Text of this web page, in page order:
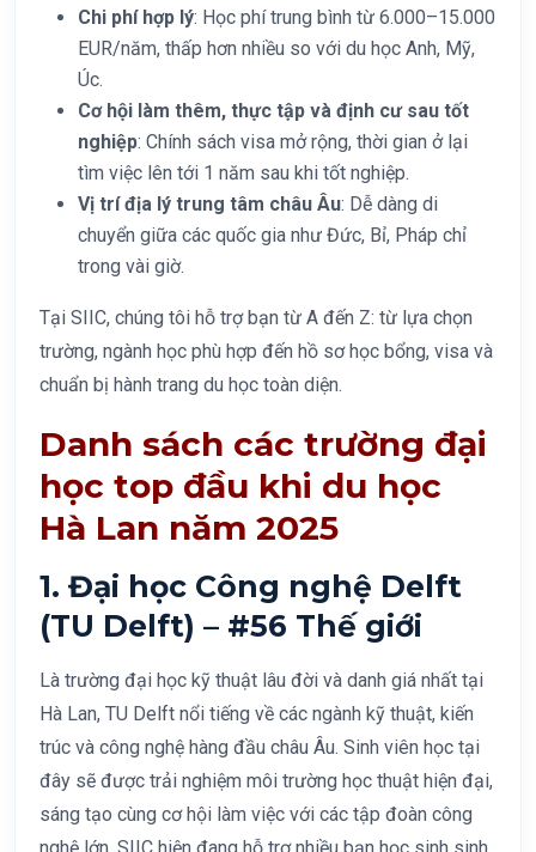
Chi phí hợp lý: Học phí trung bình từ 6.000–15.000
EUR/năm, thấp hơn nhiều so với du học Anh, Mỹ,
Úc.
Cơ hội làm thêm, thực tập và định cư sau tốt
nghiệp: Chính sách visa mở rộng, thời gian ở lại
tìm việc lên tới 1 năm sau khi tốt nghiệp.
Vị trí địa lý trung tâm châu Âu: Dễ dàng di
chuyển giữa các quốc gia như Đức, Bỉ, Pháp chỉ
trong vài giờ.
Tại SIIC, chúng tôi hỗ trợ bạn từ A đến Z: từ lựa chọn
trường, ngành học phù hợp đến hồ sơ học bổng, visa và
chuẩn bị hành trang du học toàn diện.
Danh sách các trường đại
học top đầu khi du học
Hà Lan năm 2025
1. Đại học Công nghệ Delft
(TU Delft) – #56 Thế giới
Là trường đại học kỹ thuật lâu đời và danh giá nhất tại
Hà Lan, TU Delft nổi tiếng về các ngành kỹ thuật, kiến
trúc và công nghệ hàng đầu châu Âu. Sinh viên học tại
đây sẽ được trải nghiệm môi trường học thuật hiện đại,
sáng tạo cùng cơ hội làm việc với các tập đoàn công